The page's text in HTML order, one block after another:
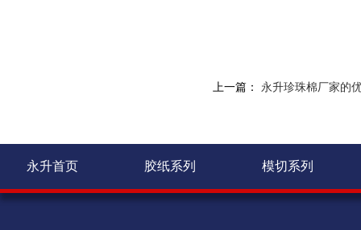
上一篇： 永升珍珠棉厂家的
永升首页 胶纸系列 模切系列